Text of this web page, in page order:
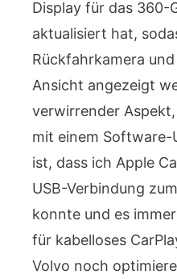
Display für das 360-
aktualisiert hat,
Rückfahrkamera
Ansicht angezeigt
verwirrender
mit einem
ist, dass ich Apple
USB-Verbindung
konnte und es
für kabelloses
Volvo noch